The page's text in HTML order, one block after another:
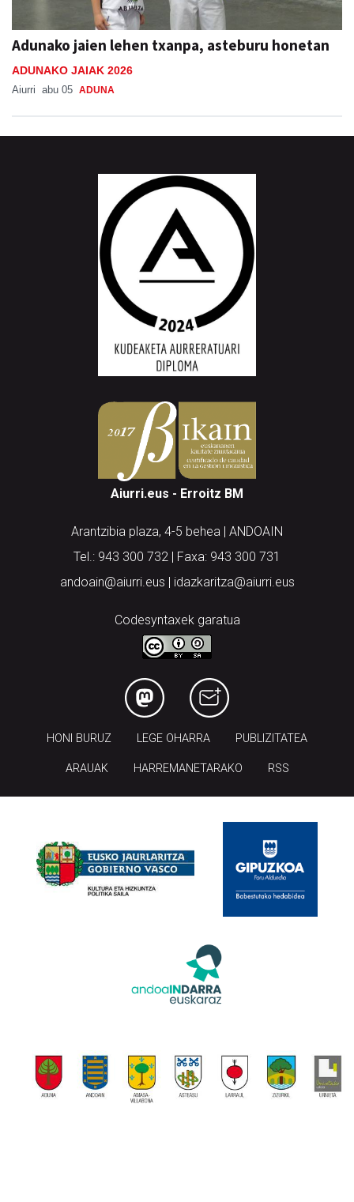
Adunako jaien lehen txanpa, asteburu honetan
ADUNAKO JAIAK 2026
Aiurri abu 05 ADUNA
Aiurri.eus - Erroitz BM
Arantzibia plaza, 4-5 behea | ANDOAIN
Tel.: 943 300 732 | Faxa: 943 300 731
andoain@aiurri.eus | idazkaritza@aiurri.eus
Codesyntaxek garatua
HONI BURUZ LEGE OHARRA PUBLIZITATEA
ARAUAK HARREMANETARAKO RSS